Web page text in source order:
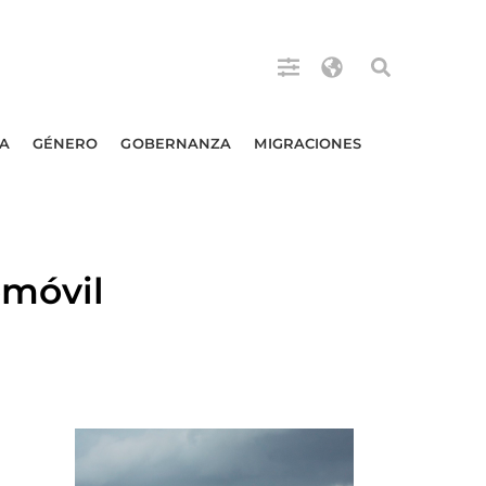
GÉNERO GOBERNANZA MIGRACIONES